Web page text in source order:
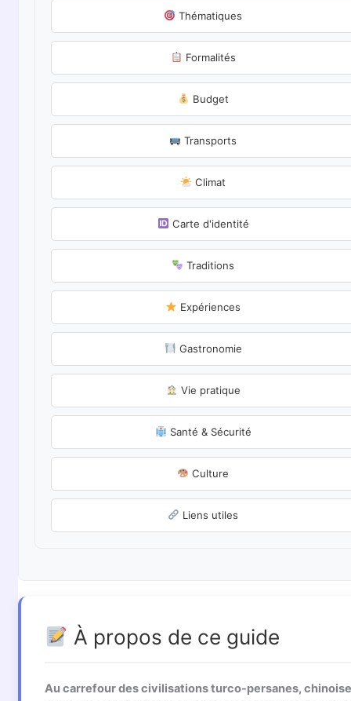
Thématiques
Formalités
Budget
Transports
Climat
Carte d'identité
Traditions
Expériences
Gastronomie
Vie pratique
Santé & Sécurité
Culture
Liens utiles
À propos de ce guide
Au carrefour des civilisations turco-persanes,